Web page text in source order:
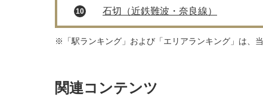
10 石切（近鉄難波・奈良線）
※「駅ランキング」および「エリアランキング」は、
関連コンテンツ